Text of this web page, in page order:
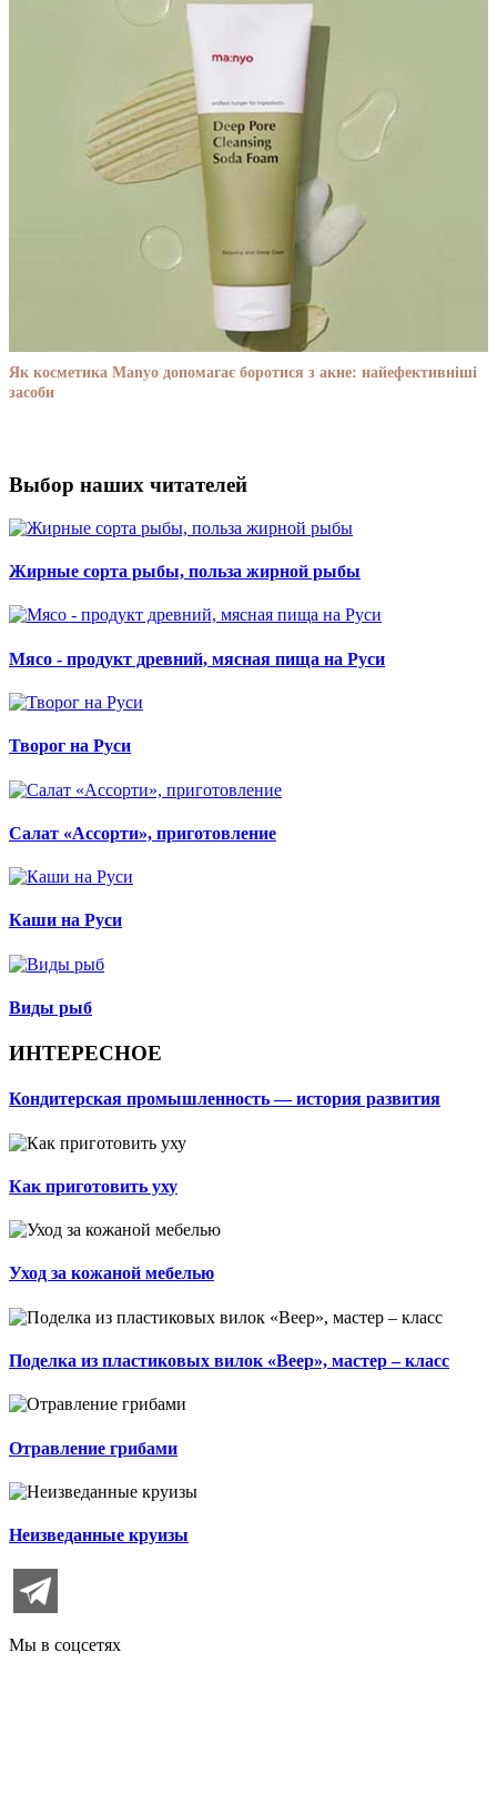
Як косметика Manyo допомагає боротися з акне: найефективніші
засоби
Выбор наших читателей
Жирные сорта рыбы, польза жирной рыбы
Мясо - продукт древний, мясная пища на Руси
Творог на Руси
Салат «Ассорти», приготовление
Каши на Руси
Виды рыб
ИНТЕРЕСНОЕ
Кондитерская промышленность — история развития
Как приготовить уху
Уход за кожаной мебелью
Поделка из пластиковых вилок «Веер», мастер – класс
Отравление грибами
Неизведанные круизы
Мы в соцсетях